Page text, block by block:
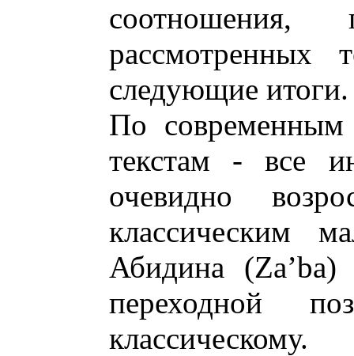
рассмотренных
следующие итоги.
По
текстам - все
очевидно
классическим
Абидина
переходной